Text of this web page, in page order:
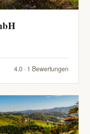
4.0 · 1 Bewertungen